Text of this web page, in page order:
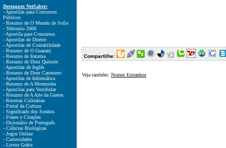
Destaques NetSaber:
- Apostilas para Concursos
Públicos
- Resumo de O Mundo de Sofia
- Telecurso 2000
- Apostila para Concursos
- Apostilas de Direito
- Apostilas de Contabilidade
- Resumo de O Guarani
- Resumo de Iracema
- Resumo de Dom Quixote
- Apostilas de Inglês
- Resumo de Dom Casmurro
- Apostilas de Informática
- Resumo de A Moreninha
- Apostilas para Vestibular
- Resumo de A Arte da Guerra
- Receitas Culinárias
- Portal da Cultura
- Significado dos Sonhos
- Frases e Citações
- Dicionário de Português
- Ciências Biológicas
- Jogos Online
- Curiosidades
- Livros Grátis
Compartilhe:
Veja também: Nomes Estranhos